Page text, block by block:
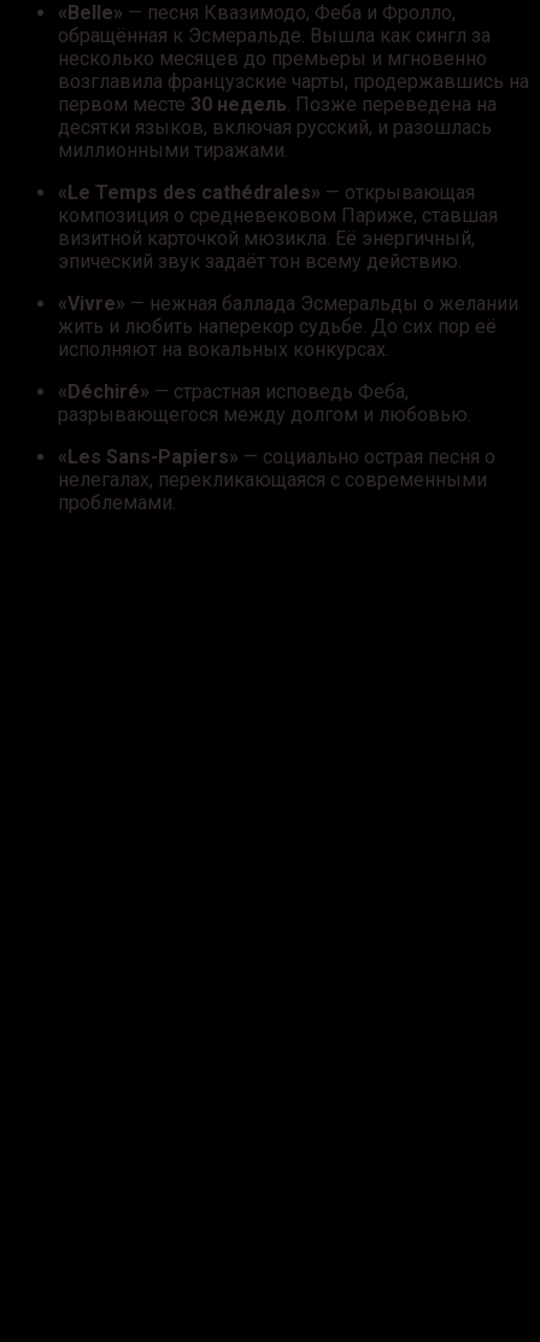
«Belle» — песня Квазимодо, Феба и Фролло,
обращённая к Эсмеральде. Вышла как сингл за
несколько месяцев до премьеры и мгновенно
возглавила французские чарты, продержавшись на
первом месте 30 недель. Позже переведена на
десятки языков, включая русский, и разошлась
миллионными тиражами.
«Le Temps des cathédrales» — открывающая
композиция о средневековом Париже, ставшая
визитной карточкой мюзикла. Её энергичный,
эпический звук задаёт тон всему действию.
«Vivre» — нежная баллада Эсмеральды о желании
жить и любить наперекор судьбе. До сих пор её
исполняют на вокальных конкурсах.
«Déchiré» — страстная исповедь Феба,
разрывающегося между долгом и любовью.
«Les Sans-Papiers» — социально острая песня о
нелегалах, перекликающаяся с современными
проблемами.